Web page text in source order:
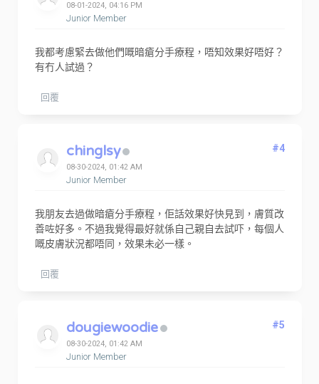
08-01-2024, 04:16 PM
Junior Member
我都考慮緊去做他們嘅暗瘡分手療程，唔知效果好唔好？
有冇人試過？
回覆
chinglsy
08-30-2024, 01:42 AM
Junior Member
#4
我朋友去過做暗瘡分手療程，佢話效果好快見到，膚質改
善咗好多。不過我覺得最好就係自己親自去試吓，每個人
嘅皮膚狀況都唔同，效果未必一樣。
回覆
dougiewoodie
08-30-2024, 01:42 AM
Junior Member
#5